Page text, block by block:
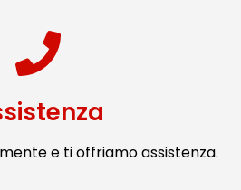
e ti offriamo assistenza.